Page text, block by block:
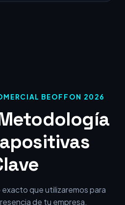
BEOFFON 2026
que utilizaremos para
de tu empresa.